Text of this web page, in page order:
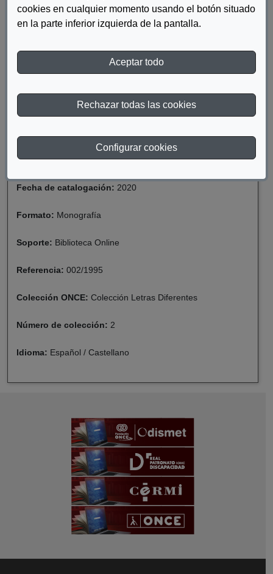
cookies en cualquier momento usando el botón situado
en la parte inferior izquierda de la pantalla.
Aceptar todo
Rechazar todas las cookies
Configurar cookies
DESCARGAR LOS EXPULSADOS DEL PARAÍSO
DESCARGAR LOS EXPULSADOS DEL PARAÍSO
Ceguera y Deficiencia Visual
Descriptor:Novela
Fecha de catalogación: 2020
Formato: Monografía
Soporte: Biblioteca Online
Referencia: 002/1995
Colección ONCE: Colección Letras Diferentes
Número de colección: 2
Idioma: Español / Castellano